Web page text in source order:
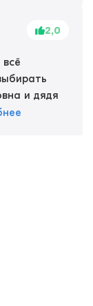
2,0
и дядя